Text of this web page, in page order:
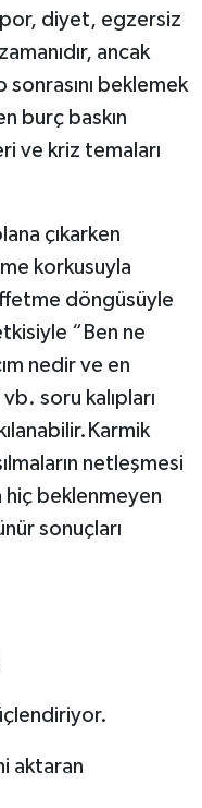
diyet, egzersiz
ancak
sonrasını beklemek
burç baskın
ve kriz temaları
çıkarken
korkusuyla
döngüsüyle
“Ben ne
nedir ve en
soru kalıpları
netleşmesi
hiç beklenmeyen
sonuçları
aktaran